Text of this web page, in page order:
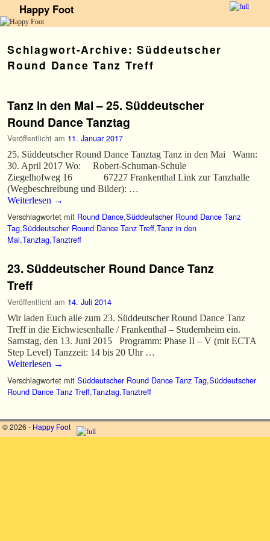
Happy Foot
Schlagwort-Archive:Süddeutscher
Round Dance Tanz Treff
Tanz in den Mai – 25. Süddeutscher
Round Dance Tanztag
Veröffentlicht am 11. Januar 2017
25. Süddeutscher Round Dance Tanztag Tanz in den Mai Wann:
30. April 2017 Wo: Robert-Schuman-Schule
Ziegelhofweg 16 67227 Frankenthal Link zur Tanzhalle
(Wegbeschreibung und Bilder): …
Weiterlesen →
Verschlagwortet mit Round Dance,Süddeutscher Round Dance Tanz
Tag,Süddeutscher Round Dance Tanz Treff,Tanz in den
Mai,Tanztag,Tanztreff
23. Süddeutscher Round Dance Tanz
Treff
Veröffentlicht am 14. Juli 2014
Wir laden Euch alle zum 23. Süddeutscher Round Dance Tanz
Treff in die Eichwiesenhalle / Frankenthal – Studernheim ein.
Samstag, den 13. Juni 2015 Programm: Phase II – V (mit ECTA
Step Level) Tanzzeit: 14 bis 20 Uhr …
Weiterlesen →
Verschlagwortet mit Süddeutscher Round Dance Tanz Tag,Süddeutscher
Round Dance Tanz Treff,Tanztag,Tanztreff
© 2026 - Happy Foot